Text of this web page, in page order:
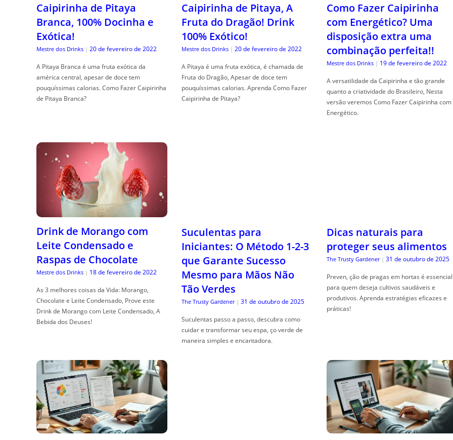
Caipirinha de Pitaya
Branca, 100% Docinha e
Exótica!
Mestre dos Drinks | 20 de fevereiro de 2022
A Pitaya Branca é uma fruta exótica da
américa central, apesar de doce tem
pouquíssimas calorias. Como Fazer Caipirinha
de Pitaya Branca?
Caipirinha de Pitaya, A
Fruta do Dragão! Drink
100% Exótico!
Mestre dos Drinks | 20 de fevereiro de 2022
A Pitaya é uma fruta exótica, é chamada de
Fruta do Dragão, Apesar de doce tem
pouquíssimas calorias. Aprenda Como Fazer
Caipirinha de Pitaya?
Como Fazer Caipirinha
com Energético? Uma
disposição extra uma
combinação perfeita!!
Mestre dos Drinks | 19 de fevereiro de 2022
A versatilidade da Caipirinha e tão grande
quanto a criatividade do Brasileiro, Nesta
versão veremos Como Fazer Caipirinha com
Energético.
Drink de Morango com
Leite Condensado e
Raspas de Chocolate
Mestre dos Drinks | 18 de fevereiro de 2022
As 3 melhores coisas da Vida: Morango,
Chocolate e Leite Condensado, Prove este
Drink de Morango com Leite Condensado, A
Bebida dos Deuses!
Suculentas para
Iniciantes: O Método 1-2-3
que Garante Sucesso
Mesmo para Mãos Não
Tão Verdes
The Trusty Gardener | 31 de outubro de 2025
Suculentas passo a passo, descubra como
cuidar e transformar seu espa, ço verde de
maneira simples e encantadora.
Dicas naturais para
proteger seus alimentos
The Trusty Gardener | 31 de outubro de 2025
Preven, ção de pragas em hortas é essencial
para quem deseja cultivos saudáveis e
produtivos. Aprenda estratégias eficazes e
práticas!